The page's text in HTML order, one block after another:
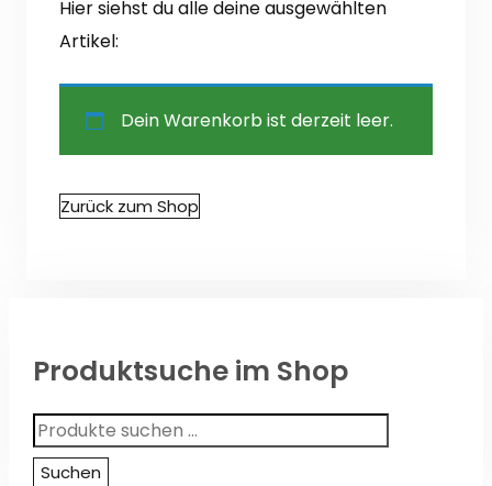
Hier siehst du alle deine ausgewählten
Artikel:
Dein Warenkorb ist derzeit leer.
Zurück zum Shop
Produktsuche im Shop
Suchen
nach:
Suchen